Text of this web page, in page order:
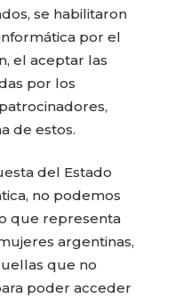
se habilitaron
por el
el aceptar las
por los
de estos.
del Estado
no podemos
que representa
argentinas,
que no
poder acceder